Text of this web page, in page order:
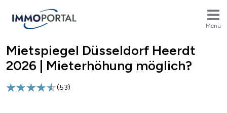
Menü
Breadcrumb
Mietspiegel Düsseldorf Heerdt
2026 | Mieterhöhung möglich?
(53)